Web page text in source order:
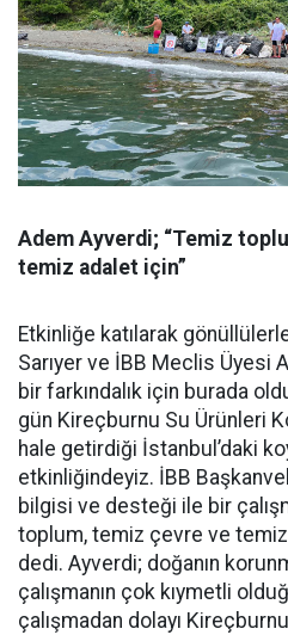
Adem Ayverdi; “Temiz
temiz adalet için”
Etkinliğe katılarak
Sarıyer ve İBB Meclis Üyesi
bir farkındalık için burada
gün Kireçburnu Su Ürünleri
hale getirdiği İstanbul’daki
etkinliğindeyiz. İBB
bilgisi ve desteği ile bir
toplum, temiz çevre ve temiz
dedi. Ayverdi; doğanın
çalışmanın çok kıymetli
çalışmadan dolayı